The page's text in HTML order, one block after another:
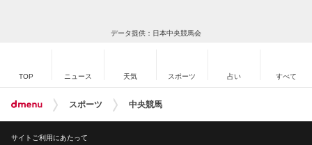
データ提供：日本中央競馬会
TOP ニュース 天気 スポーツ 占い すべて
スポーツ 中央競馬
サイトご利用にあたって